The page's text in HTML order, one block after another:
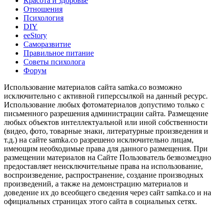
Отношения
Психология
DIY
ееStory
Саморазвитие
Правильное питание
Советы психолога
Форум
Использование материалов сайта samka.co возможно
исключительно с активной гиперссылкой на данный ресурс.
Использование любых фотоматериалов допустимо только с
письменного разрешения администрации сайта. Размещение
любых объектов интеллектуальной или иной собственности
(видео, фото, товарные знаки, литературные произведения и
т.д.) на сайте samka.co разрешено исключительно лицам,
имеющим необходимые права для данного размещения. При
размещении материалов на Сайте Пользователь безвозмездно
предоставляет неисключительные права на использование,
воспроизведение, распространение, создание производных
произведений, а также на демонстрацию материалов и
доведение их до всеобщего сведения через сайт samka.co и на
официальных страницах этого сайта в социальных сетях.